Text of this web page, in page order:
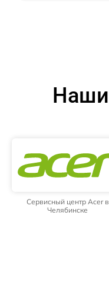
Сервисный центр Acer в
Челябинске